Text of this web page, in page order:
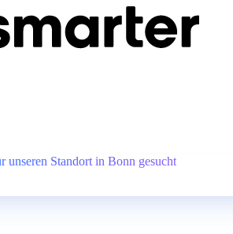
Standort in Bonn gesucht